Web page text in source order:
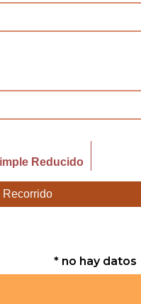
Reducido
Recorrido
* no hay datos